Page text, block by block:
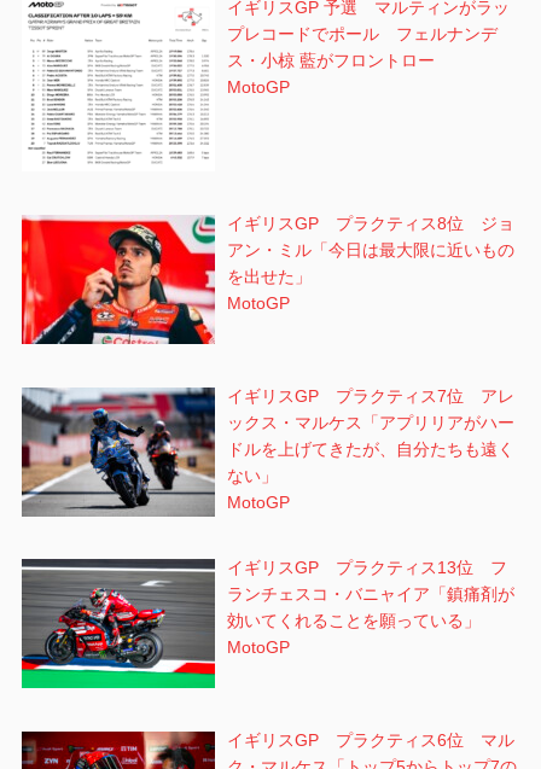
イギリスGP 予選 マルティンがラッ
プレコードでポール フェルナンデ
ス・小椋 藍がフロントロー
MotoGP
イギリスGP プラクティス8位 ジョ
アン・ミル「今日は最大限に近いもの
を出せた」
MotoGP
イギリスGP プラクティス7位 アレ
ックス・マルケス「アプリリアがハー
ドルを上げてきたが、自分たちも遠く
ない」
MotoGP
イギリスGP プラクティス13位 フ
ランチェスコ・バニャイア「鎮痛剤が
効いてくれることを願っている」
MotoGP
イギリスGP プラクティス6位 マル